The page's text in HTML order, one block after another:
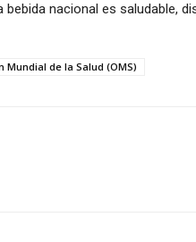
nacional es saludable,
Mundial de la Salud (OMS)